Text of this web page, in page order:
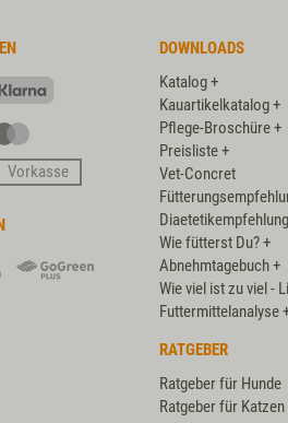
Vorkasse
DHL
GoGreen
DOWNLOADS
Katalog +
Kauartikelkatalog +
Pflege-Broschüre +
Preisliste +
Vet-Concret
Diaetetikempfehlung
Wie fütterst Du? +
Abnehmtagebuch +
Wie viel ist zu viel -
Futtermittelanalyse
RATGEBER
Ratgeber für Hunde
Ratgeber für Katzen